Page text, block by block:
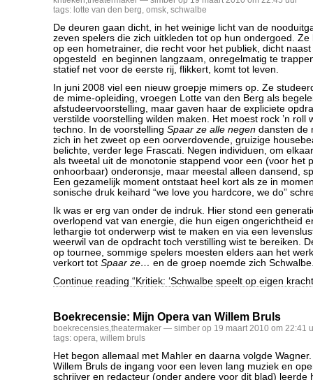
tags: lotte van den berg, omsk, schwalbe
De deuren gaan dicht, in het weinige licht van de
zeven spelers die zich uitkleden tot op hun ondergoed. Ze
op een hometrainer, die recht voor het publiek, dicht
opgesteld en beginnen langzaam, onregelmatig te
statief net voor de eerste rij, flikkert, komt tot leven.
In juni 2008 viel een nieuw groepje mimers op. Ze
de mime-opleiding, vroegen Lotte van den Berg als
afstudeervoorstelling, maar gaven haar de expliciete
verstilde voorstelling wilden maken. Het moest rock ’n roll
techno. In de voorstelling Spaar ze alle negen dansten de
zich in het zweet op een oorverdovende, gruizige
belichte, verder lege Frascati. Negen individuen, om
als tweetal uit de monotonie stappend voor een (voor het
onhoorbaar) onderonsje, maar meestal alleen dansend,
Een gezamelijk moment ontstaat heel kort als ze in
sonische druk keihard “we love you hardcore, we do”
Ik was er erg van onder de indruk. Hier stond een
overlopend vat van energie, die hun eigen ongerichtheid
lethargie tot onderwerp wist te maken en via een
weerwil van de opdracht toch verstilling wist te bereiken.
op tournee, sommige spelers moesten elders aan het
verkort tot Spaar ze… en de groep noemde zich
Continue reading “Kritiek: ‘Schwalbe speelt op eigen
Boekrecensie: Mijn Opera van Willem Bruls
boekrecensies,theatermaker — simber op 19 maart 2010 om 22:41
tags: opera, willem bruls
Het begon allemaal met Mahler en daarna volgde
Willem Bruls de ingang voor een leven lang muziek en
schrijver en redacteur (onder andere voor dit blad) leerde